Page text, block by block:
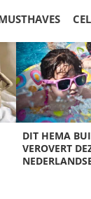
DIT HEMA
VEROVERT